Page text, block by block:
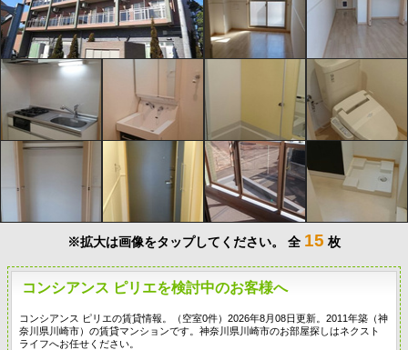
※拡大は画像をタップしてください。 全 15 枚
コンシアンス ピリエを検討中のお客様へ
コンシアンス ピリエの賃貸情報。（空室0件）2026年8月08日更新。2011年築（神
奈川県川崎市）の賃貸マンションです。神奈川県川崎市のお部屋探しはネクスト
ライフへお任せください。